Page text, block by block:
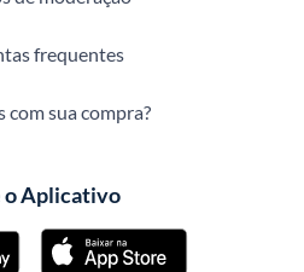
frequentes
com sua compra?
o Aplicativo